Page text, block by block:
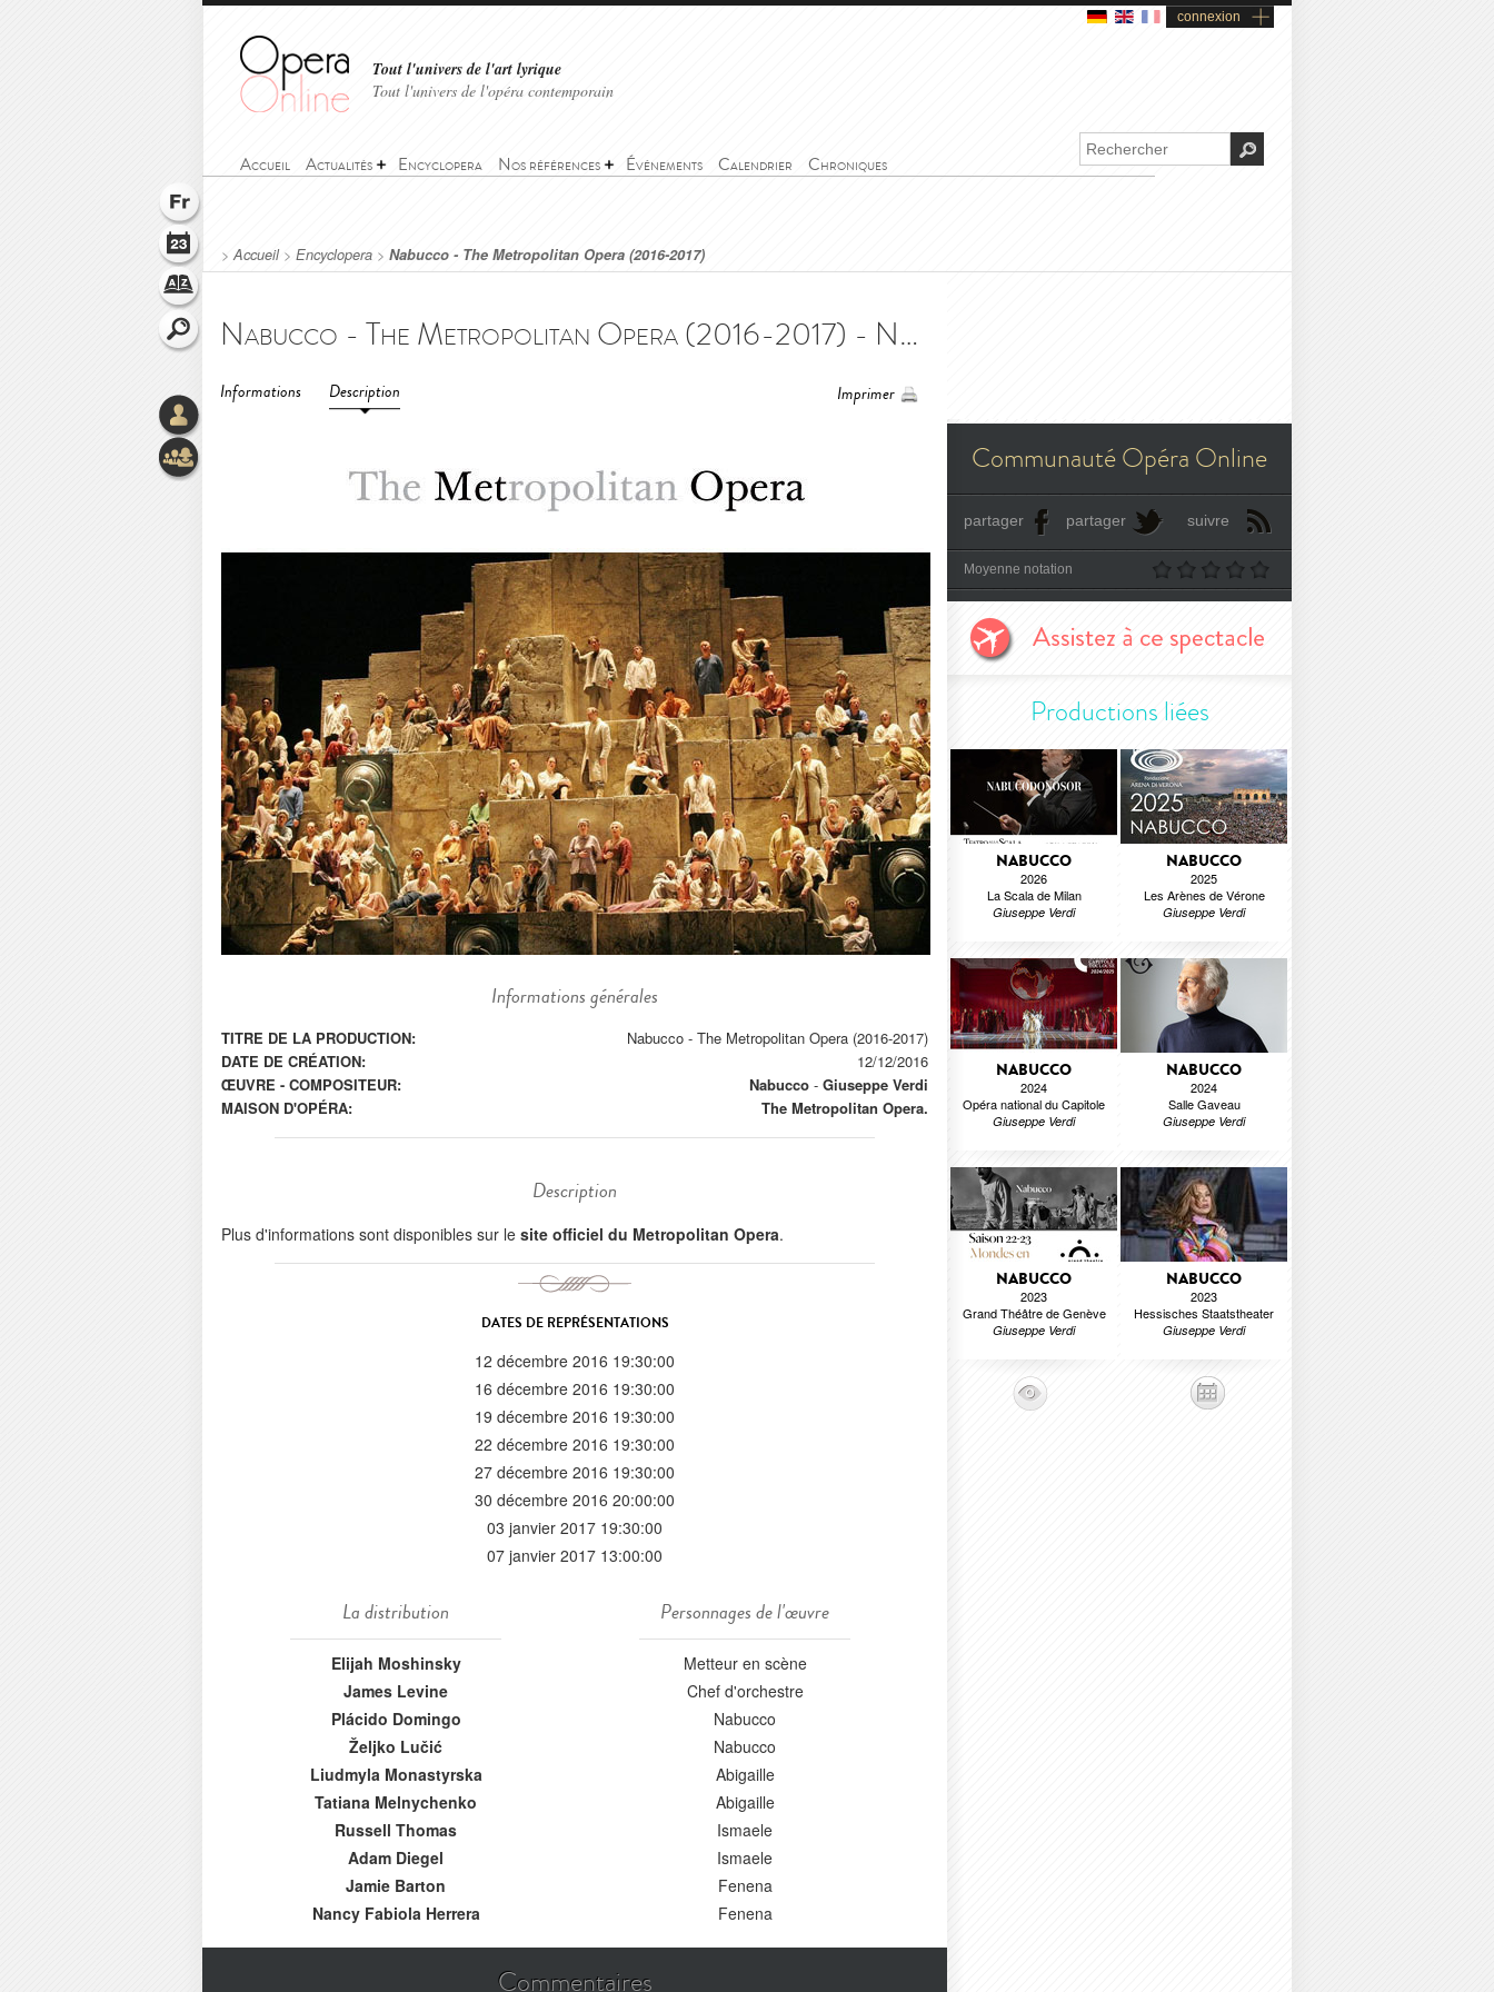
connexion
Tout l'univers de l'art lyrique
Tout l'univers de l'opéra contemporain
Accueil Actualités Encyclopera Nos références Événements Calendrier Chroniques
>Accueil> Encyclopera > Nabucco - The Metropolitan Opera (2016-2017)
Nabucco - The Metropolitan Opera (2016-2017) - Nabucco - The Metropolitan Opera (2016-2017)
Informations Description Imprimer
Informations générales
TITRE DE LA PRODUCTION:
Nabucco - The Metropolitan Opera (2016-2017)
DATE DE CRÉATION:
12/12/2016
ŒUVRE - COMPOSITEUR:
Nabucco - Giuseppe Verdi
MAISON D'OPÉRA:
The Metropolitan Opera.
Description
Plus d'informations sont disponibles sur le site officiel du Metropolitan Opera.
DATES DE REPRÉSENTATIONS
12 décembre 2016 19:30:00
16 décembre 2016 19:30:00
19 décembre 2016 19:30:00
22 décembre 2016 19:30:00
27 décembre 2016 19:30:00
30 décembre 2016 20:00:00
03 janvier 2017 19:30:00
07 janvier 2017 13:00:00
La distribution
Elijah Moshinsky
James Levine
Plácido Domingo
Željko Lučić
Liudmyla Monastyrska
Tatiana Melnychenko
Russell Thomas
Adam Diegel
Jamie Barton
Nancy Fabiola Herrera
Personnages de l'œuvre
Metteur en scène
Chef d'orchestre
Nabucco
Nabucco
Abigaille
Abigaille
Ismaele
Ismaele
Fenena
Fenena
Commentaires
Communauté Opéra Online
partager partager suivre
Moyenne notation
Productions liées
NABUCCO
2026
La Scala de Milan
Giuseppe Verdi
NABUCCO
2025
Les Arènes de Vérone
Giuseppe Verdi
NABUCCO
2024
Opéra national du Capitole
Giuseppe Verdi
NABUCCO
2024
Salle Gaveau
Giuseppe Verdi
NABUCCO
2023
Grand Théâtre de Genève
Giuseppe Verdi
NABUCCO
2023
Hessisches Staatstheater
Giuseppe Verdi